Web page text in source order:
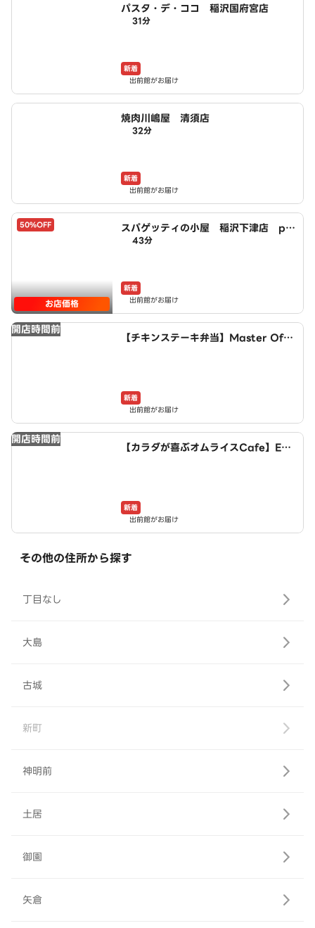
パスタ・デ・ココ 稲沢国府宮店
31分
新着
出前館がお届け
焼肉川嶋屋 清須店
32分
新着
出前館がお届け
50%OFF
お店価格
スパゲッティの小屋 稲沢下津店 po
wered by LAWSON
43分
新着
出前館がお届け
開店時間前
【チキンステーキ弁当】Master Of C
新着
出前館がお届け
開店時間前
【カラダが喜ぶオムライスCafe】Egg
新着
出前館がお届け
その他の住所から探す
丁目なし
大島
古城
新町
神明前
土居
御園
矢倉